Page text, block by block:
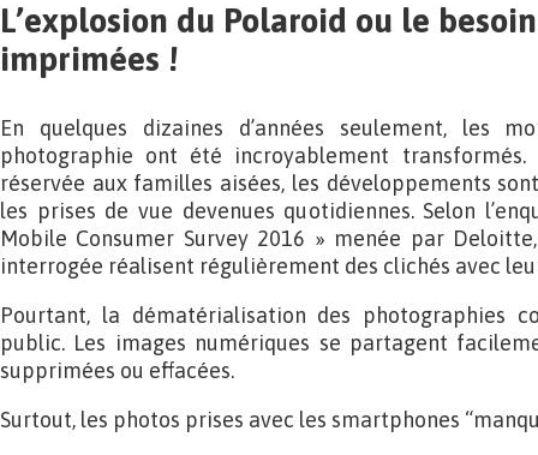
L’explosion du Polaroid ou le
imprimées !
En quelques dizaines d’années seulement, les
photographie ont été incroyablement transformés.
réservée aux familles aisées, les développements
les prises de vue devenues quotidiennes. Selon
Mobile Consumer Survey 2016 » menée par
interrogée réalisent régulièrement des clichés avec
Pourtant, la dématérialisation des photographies
public. Les images numériques se partagent
supprimées ou effacées.
Surtout, les photos prises avec les smartphones